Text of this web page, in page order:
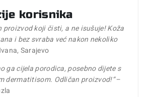
korisnika
proizvod koji čisti, a ne isušuje! Koža
i bez svraba već nakon nekoliko
Sarajevo
ga cijela porodica, posebno dijete s
dermatitisom. Odličan proizvod!“–